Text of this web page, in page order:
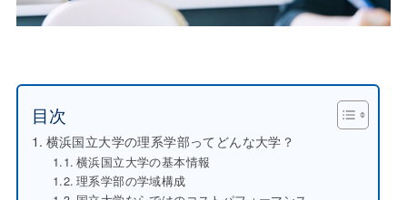
目次
横浜国立大学の理系学部ってどんな大学？
横浜国立大学の基本情報
理系学部の学域構成